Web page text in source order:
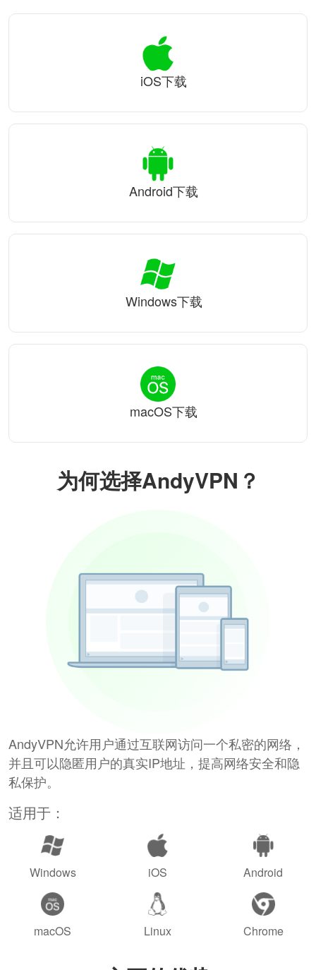
为何选择AndyVPN？
AndyVPN允许用户通过互联网访问一个私密的网络，
并且可以隐匿用户的真实IP地址，提高网络安全和隐
私保护。
适用于：
Windows iOS Android
macOS Linux Chrome
iOS下载
Android下载
Windows下载
macOS下载